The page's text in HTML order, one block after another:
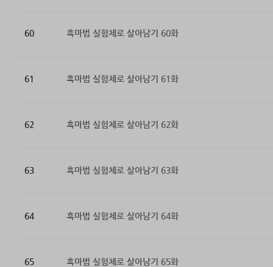
60 흑마법 실험체로 살아남기 60화
61 흑마법 실험체로 살아남기 61화
62 흑마법 실험체로 살아남기 62화
63 흑마법 실험체로 살아남기 63화
64 흑마법 실험체로 살아남기 64화
65 흑마법 실험체로 살아남기 65화